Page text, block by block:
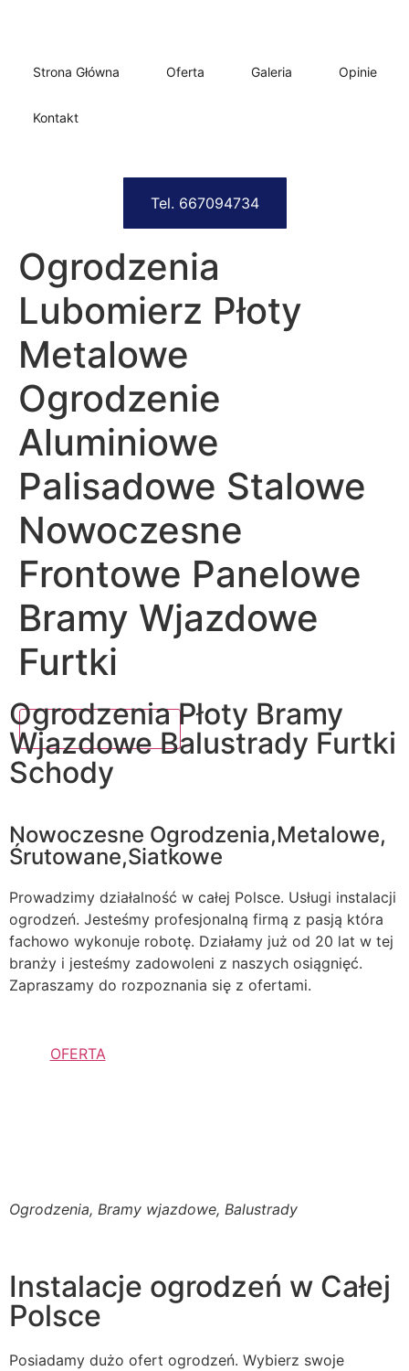
Strona Główna Oferta Galeria Opinie
Kontakt
Tel. 667094734
Ogrodzenia
Lubomierz Płoty
Metalowe
Ogrodzenie
Aluminiowe
Palisadowe Stalowe
Nowoczesne
Frontowe Panelowe
Bramy Wjazdowe
Furtki
Ogrodzenia Płoty Bramy
Wjazdowe Balustrady Furtki
Schody
Nowoczesne Ogrodzenia,Metalowe,
Śrutowane,Siatkowe
Prowadzimy działalność w całej Polsce. Usługi instalacji
ogrodzeń. Jesteśmy profesjonalną firmą z pasją która
fachowo wykonuje robotę. Działamy już od 20 lat w tej
branży i jesteśmy zadowoleni z naszych osiągnięć.
Zapraszamy do rozpoznania się z ofertami.
OFERTA
Ogrodzenia, Bramy wjazdowe, Balustrady
Instalacje ogrodzeń w Całej
Polsce
Posiadamy dużo ofert ogrodzeń. Wybierz swoje